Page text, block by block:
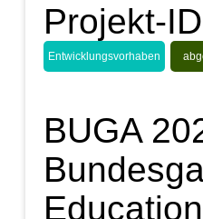
Projekt-
Entwicklungsvorhaben
BUGA